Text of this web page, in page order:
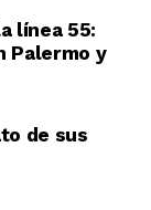
línea 55:
Palermo y
de sus